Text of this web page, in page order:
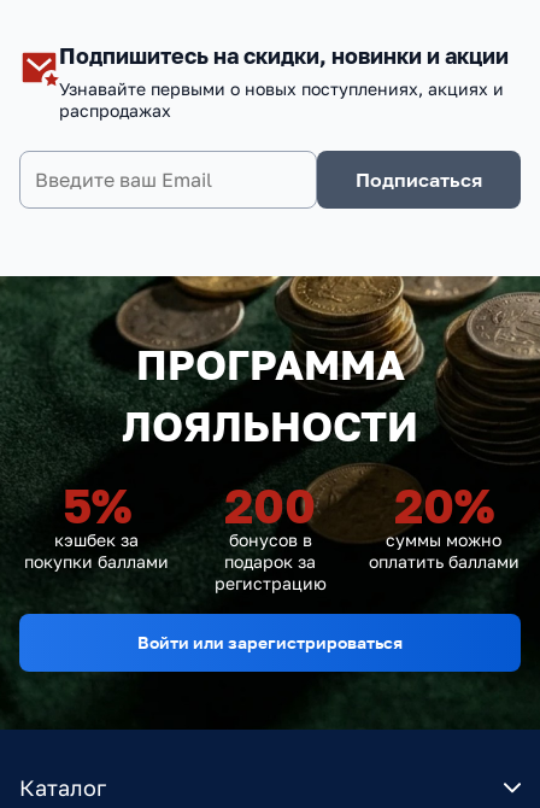
Подпишитесь на скидки, новинки и акции
Узнавайте первыми о новых поступлениях, акциях и
распродажах
Подписаться
ПРОГРАММА
ЛОЯЛЬНОСТИ
5%
кэшбек за
покупки баллами
200
бонусов в
подарок за
регистрацию
20%
суммы можно
оплатить баллами
Войти или зарегистрироваться
Каталог